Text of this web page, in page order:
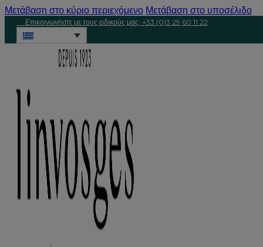
Μετάβαση στο κύριο περιεχόμενο Μετάβαση στο υποσέλιδο
Επικοινωνήστε με τους ειδικούς μας: +33 (0)3 29 60 11 22